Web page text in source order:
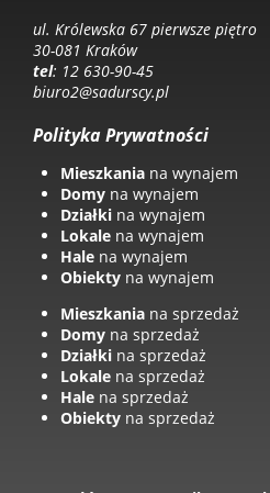
ul. Królewska 67 pierwsze piętro
30-081 Kraków
tel: 12 630-90-45
biuro2@sadurscy.pl
Polityka Prywatności
Mieszkania na wynajem
Domy na wynajem
Działki na wynajem
Lokale na wynajem
Hale na wynajem
Obiekty na wynajem
Mieszkania na sprzedaż
Domy na sprzedaż
Działki na sprzedaż
Lokale na sprzedaż
Hale na sprzedaż
Obiekty na sprzedaż